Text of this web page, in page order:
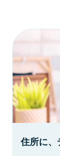
住所に、